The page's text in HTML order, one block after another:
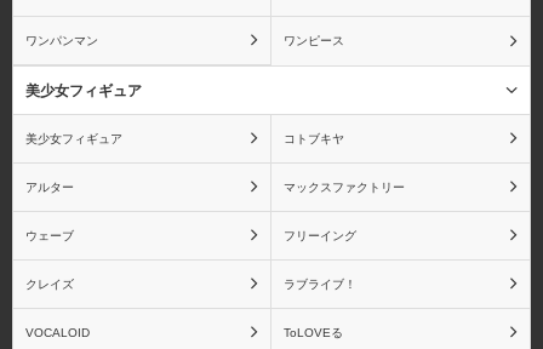
ワンパンマン ワンピース
美少女フィギュア
美少女フィギュア コトブキヤ
アルター マックスファクトリー
ウェーブ フリーイング
クレイズ ラブライブ！
VOCALOID ToLOVEる